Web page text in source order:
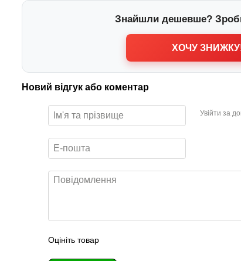
Знайшли дешевше?
ХОЧУ
Новий відгук або коментар
Увійти за
Оцініть товар